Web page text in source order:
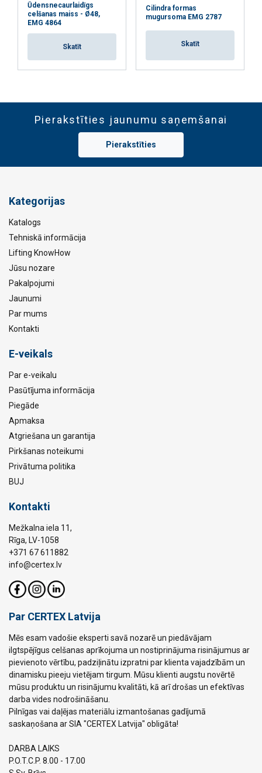
Ūdensnecaurlaidīgs
celšanas maiss - Ø48,
EMG 4864
Skatīt
Cilindra formas
mugursoma EMG 2787
Skatīt
Pierakstīties jaunumu saņemšanai
Pierakstīties
Kategorijas
Katalogs
Tehniskā informācija
Lifting KnowHow
Jūsu nozare
Pakalpojumi
Jaunumi
Par mums
Kontakti
E-veikals
Par e-veikalu
Pasūtījuma informācija
Piegāde
Apmaksa
Atgriešana un garantija
Pirkšanas noteikumi
Privātuma politika
BUJ
Kontakti
Mežkalna iela 11,
Rīga, LV-1058
+371 67 611882
info@certex.lv
Par CERTEX Latvija
Mēs esam vadošie eksperti savā nozarē un piedāvājam
ilgtspējīgus celšanas aprīkojuma un nostiprinājuma risinājumus ar
pievienoto vērtību, padziļinātu izpratni par klienta vajadzībām un
dinamisku pieeju vietējam tirgum. Mūsu klienti augstu novērtē
mūsu produktu un risinājumu kvalitāti, kā arī drošas un efektīvas
darba vides nodrošināšanu.
Pilnīgas vai daļējas materiālu izmantošanas gadījumā
saskaņošana ar SIA "CERTEX Latvija" obligāta!
DARBA LAIKS
P.O.T.C.P. 8.00 - 17.00